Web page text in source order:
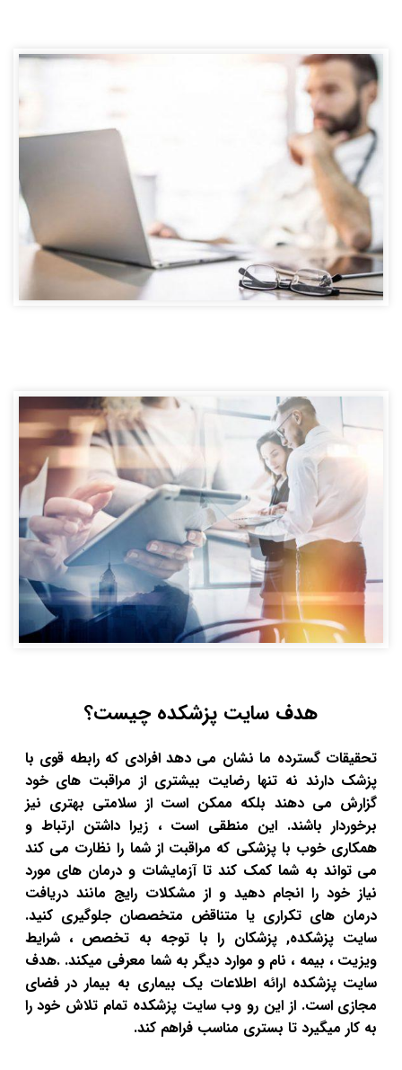
هدف سایت پزشکده چیست؟
تحقیقات گسترده ما نشان می دهد افرادی که رابطه قوی با
پزشک دارند نه تنها رضایت بیشتری از مراقبت های خود
گزارش می دهند بلکه ممکن است از سلامتی بهتری نیز
برخوردار باشند. این منطقی است ، زیرا داشتن ارتباط و
همکاری خوب با پزشکی که مراقبت از شما را نظارت می کند
می تواند به شما کمک کند تا آزمایشات و درمان های مورد
نیاز خود را انجام دهید و از مشکلات رایج مانند دریافت
درمان های تکراری یا متناقض متخصصان جلوگیری کنید.
سایت پزشکده, پزشکان را با توجه به تخصص ، شرایط
ویزیت ، بیمه ، نام و موارد دیگر به شما معرفی میکند. .هدف
سایت پزشکده ارائه اطلاعات یک بیماری به بیمار در فضای
مجازی است. از این رو وب سایت پزشکده تمام تلاش خود را
به کار میگیرد تا بستری مناسب فراهم کند.